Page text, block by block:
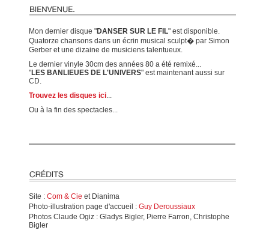
Mon dernier disque "DANSER SUR LE FIL" est disponible.
Quatorze chansons dans un écrin musical sculpt� par Simon
Gerber et une dizaine de musiciens talentueux.
Le dernier vinyle 30cm des années 80 a été remixé...
"LES BANLIEUES DE L'UNIVERS" est maintenant aussi sur
CD.
Trouvez les disques ici...
Ou à la fin des spectacles...
Site : Com & Cie et Dianima
Photo-illustration page d'accueil : Guy Deroussiaux
Photos Claude Ogiz : Gladys Bigler, Pierre Farron, Christophe
Bigler